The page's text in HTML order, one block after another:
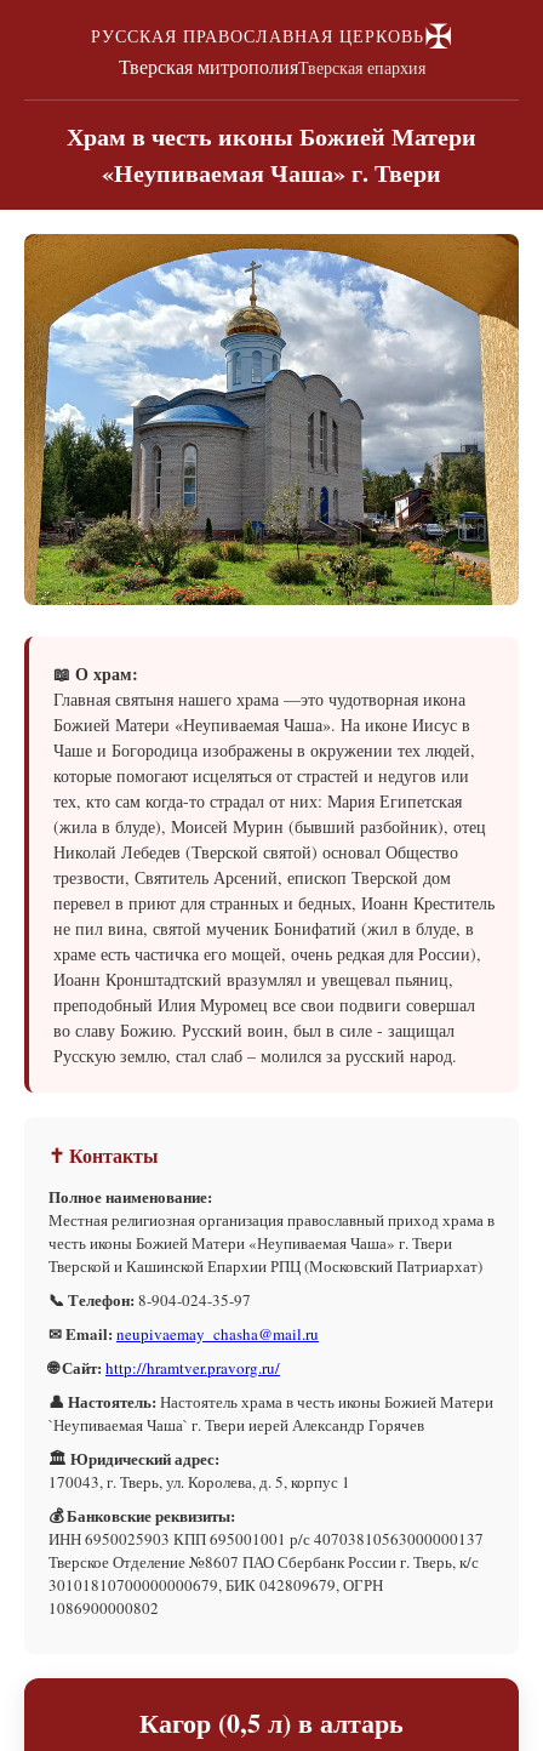
РУССКАЯ ПРАВОСЛАВНАЯ ЦЕРКОВЬ✠
Тверская митрополияТверская епархия
Храм в честь иконы Божией Матери
«Неупиваемая Чаша» г. Твери
📖 О храм:
​​​​​Главная святыня нашего храма —это чудотворная икона
Божией Матери «Неупиваемая Чаша». На иконе Иисус в
Чаше и Богородица изображены в окружении тех людей,
которые помогают исцеляться от страстей и недугов или
тех, кто сам когда-то страдал от них: Мария Египетская
(жила в блуде), Моисей Мурин (бывший разбойник), отец
Николай Лебедев (Тверской святой) основал Общество
трезвости, Святитель Арсений, епископ Тверской дом
перевел в приют для странных и бедных, Иоанн Креститель
не пил вина, святой мученик Бонифатий (жил в блуде, в
храме есть частичка его мощей, очень редкая для России),
Иоанн Кронштадтский вразумлял и увещевал пьяниц,
преподобный Илия Муромец все свои подвиги совершал
во славу Божию. Русский воин, был в силе - защищал
Русскую землю, стал слаб – молился за русский народ.
✝ Контакты
Полное наименование:
Местная религиозная организация православный приход храма в
честь иконы Божией Матери «Неупиваемая Чаша» г. Твери
Тверской и Кашинской Епархии РПЦ (Московский Патриархат)
📞 Телефон: 8-904-024-35-97
✉ Email: neupivaemay_chasha@mail.ru
🌐 Сайт: http://hramtver.pravorg.ru/
👤 Настоятель: Настоятель храма в честь иконы Божией Матери
`Неупиваемая Чаша` г. Твери иерей Александр Горячев
🏛 Юридический адрес:
170043, г. Тверь, ул. Королева, д. 5, корпус 1
💰 Банковские реквизиты:
ИНН 6950025903 КПП 695001001 р/с 40703810563000000137
Тверское Отделение №8607 ПАО Сбербанк России г. Тверь, к/с
30101810700000000679, БИК 042809679, ОГРН
1086900000802
Кагор (0,5 л) в алтарь